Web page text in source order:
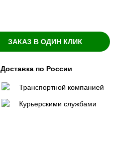
ЗАКАЗ В ОДИН КЛИК
Доставка по России
Транспортной компанией
Курьерскими службами